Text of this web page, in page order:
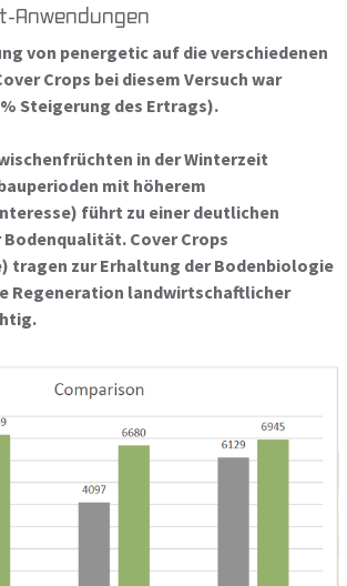
Anwendungen
von penergetic auf die verschiedenen
Crops bei diesem Versuch war
Steigerung des Ertrags).
in der Winterzeit
mit höherem
führt zu einer deutlichen
Cover Crops
tragen zur Erhaltung der Bodenbiologie
Regeneration landwirtschaftlicher